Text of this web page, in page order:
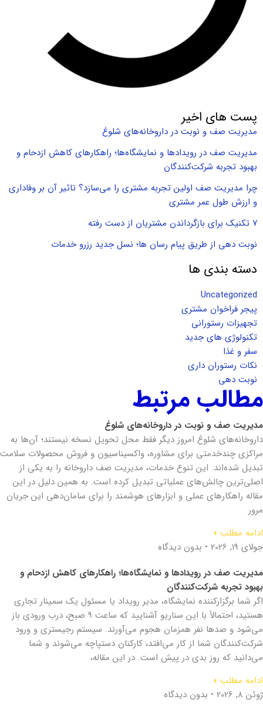
پست های اخیر
مدیریت صف و نوبت در داروخانه‌های شلوغ
مدیریت صف در رویدادها و نمایشگاه‌ها؛ راهکارهای کاهش ازدحام و
بهبود تجربه شرکت‌کنندگان
چرا مدیریت صف اولین تجربه مشتری را می‌سازد؟ تاثیر آن بر وفاداری
و ارزش طول عمر مشتری
۷ تکنیک برای بازگرداندن مشتریان از دست رفته
نوبت دهی از طریق پیام رسان ها؛ نسل جدید رزرو خدمات
دسته بندی ها
Uncategorized
پیجر فراخوان مشتری
تجهیزات رستورانی
تکنولوژی های جدید
سفر و غذا
نکات رستوران داری
نوبت دهی
مطالب مرتبط
مدیریت صف و نوبت در داروخانه‌های شلوغ
داروخانه‌های شلوغ امروز دیگر فقط محل تحویل نسخه نیستند؛ آن‌ها به
مراکزی چندخدمتی برای مشاوره، واکسیناسیون و فروش محصولات سلامت
تبدیل شده‌اند. این تنوع خدمات، مدیریت صف داروخانه را به یکی از
اصلی‌ترین چالش‌های عملیاتی تبدیل کرده است. به همین دلیل در این
مقاله راهکارهای عملی و ابزارهای هوشمند را برای سامان‌دهی این جریان
مرور
ادامه مطلب »
جولای 19, 2026
بدون دیدگاه
مدیریت صف در رویدادها و نمایشگاه‌ها؛ راهکارهای کاهش ازدحام و
بهبود تجربه شرکت‌کنندگان
اگر شما برگزارکننده نمایشگاه، مدیر رویداد یا مسئول یک سمینار تجاری
هستید، احتمالاً با این سناریو آشنایید که ساعت ۹ صبح، درب ورودی باز
می‌شود و صدها نفر همزمان هجوم می‌آورند. سیستم رجیستری و ورود
شرکت‌کنندگان شما از کار می‌افتد، کارکنان دستپاچه می‌شوند و شما
می‌دانید که روز بدی در پیش است. در این مقاله،
ادامه مطلب »
ژوئن 8, 2026
بدون دیدگاه